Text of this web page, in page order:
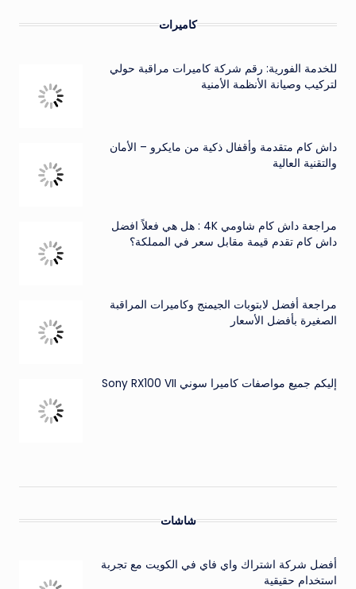
كاميرات
للخدمة الفورية: رقم شركة كاميرات مراقبة حولي
لتركيب وصيانة الأنظمة الأمنية
داش كام متقدمة وأقفال ذكية من مايكرو – الأمان
والتقنية العالية
مراجعة داش كام شاومي 4K : هل هي فعلاً افضل
داش كام تقدم قيمة مقابل سعر في المملكة؟
مراجعة أفضل لابتوبات الجيمنج وكاميرات المراقبة
الصغيرة بأفضل الأسعار
إليكم جميع مواصفات كاميرا سوني Sony RX100 VII
شاشات
أفضل شركة اشتراك واي فاي في الكويت مع تجربة
استخدام حقيقية